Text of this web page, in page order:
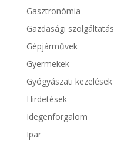
Gasztronómia
Gazdasági szolgáltatás
Gépjárművek
Gyermekek
Gyógyászati kezelések
Hirdetések
Idegenforgalom
Ipar